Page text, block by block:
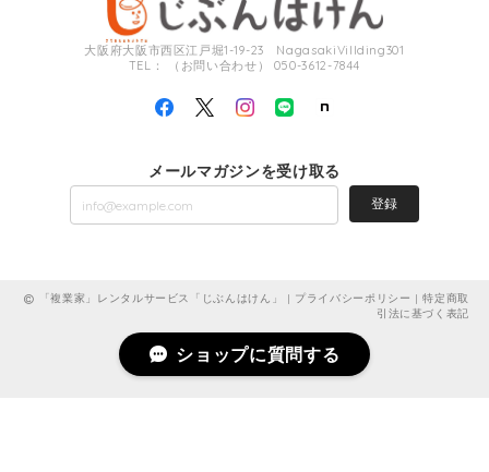
大阪府大阪市西区江戸堀1-19-23 NagasakiVillding301
TEL： （お問い合わせ） 050-3612-7844
メールマガジンを受け取る
登録
「複業家」レンタルサービス「じぶんはけん」 | プライバシーポリシー |特定商取
引法に基づく表記
ショップに質問する